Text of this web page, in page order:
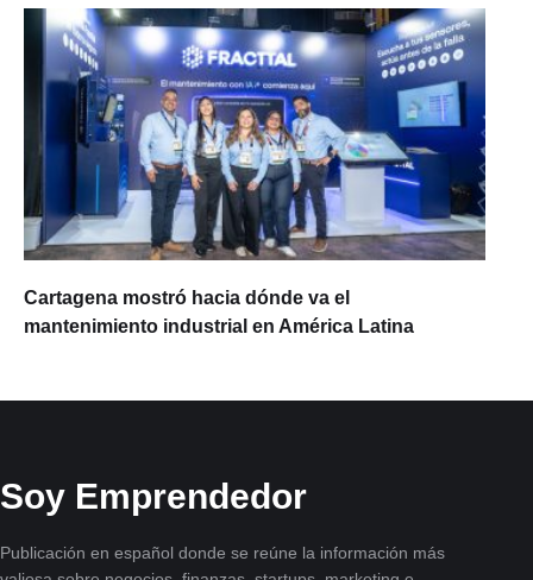
Cartagena mostró hacia dónde va el
mantenimiento industrial en América Latina
Soy Emprendedor
Publicación en español donde se reúne la información más